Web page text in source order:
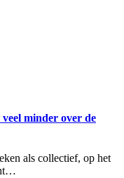
minder over de
als collectief, op het